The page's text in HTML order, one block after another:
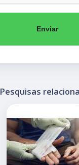
Enviar
Pesquisas